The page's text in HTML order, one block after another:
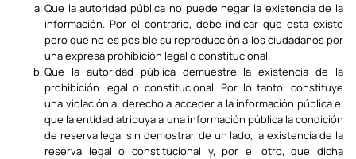
Que la autoridad pública no puede negar la existencia de la
información. Por el contrario, debe indicar que esta existe
pero que no es posible su reproducción a los ciudadanos por
una expresa prohibición legal o constitucional.
Que la autoridad pública demuestre la existencia de la
prohibición legal o constitucional. Por lo tanto, constituye
una violación al derecho a acceder a la información pública el
que la entidad atribuya a una información pública la condición
de reserva legal sin demostrar, de un lado, la existencia de la
reserva legal o constitucional y, por el otro, que dicha